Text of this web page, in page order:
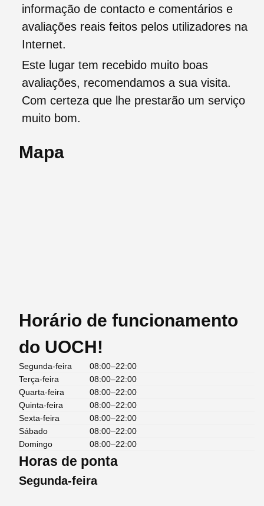
informação de contacto e comentários e
avaliações reais feitos pelos utilizadores na
Internet.
Este lugar tem recebido muito boas
avaliações, recomendamos a sua visita.
Com certeza que lhe prestarão um serviço
muito bom.
Mapa
Horário de funcionamento
do UOCH!
Segunda-feira
08:00–22:00
Terça-feira
08:00–22:00
Quarta-feira
08:00–22:00
Quinta-feira
08:00–22:00
Sexta-feira
08:00–22:00
Sábado
08:00–22:00
Domingo
08:00–22:00
Horas de ponta
Segunda-feira